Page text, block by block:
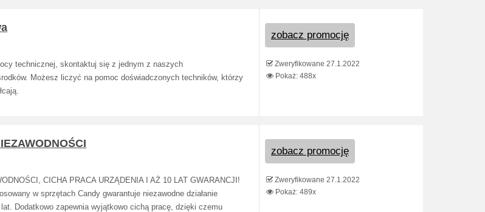
technicznej, skontaktuj się z jednym z naszych
Możesz liczyć na pomoc doświadczonych techników, którzy
zobacz promocję
Zweryfikowane 27.1.2022
Pokaż: 488x
CICHA PRACA URZĄDENIA I AŻ 10 LAT GWARANCJI!
w sprzętach Candy gwarantuje niezawodne działanie
Dodatkowo zapewnia wyjątkowo cichą pracę, dzięki czemu
zobacz promocję
Zweryfikowane 27.1.2022
Pokaż: 489x